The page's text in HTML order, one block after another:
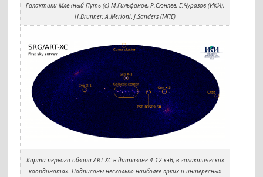
Галактики Млечный Путь (c) М.Гильфанов, Р.Сюняев, Е.Чуразов (ИКИ),
H.Brunner, A.Merloni, J.Sanders (МПЕ)
Карта первого обзора ART-XC в диапазоне 4-12 кэВ, в галактических
координатах. Подписаны несколько наиболее ярких и интересных